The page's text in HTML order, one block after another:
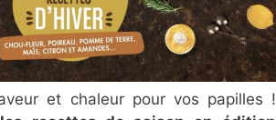
et chaleur pour vos papilles !